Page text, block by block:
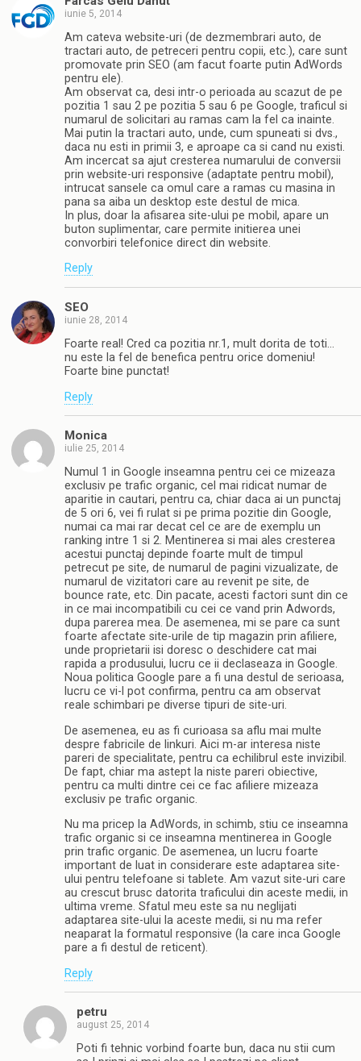
iunie 5, 2014
Am cateva website-uri (de dezmembrari auto, de
tractari auto, de petreceri pentru copii, etc.), care sunt
promovate prin SEO (am facut foarte putin AdWords
pentru ele).
Am observat ca, desi intr-o perioada au scazut de pe
pozitia 1 sau 2 pe pozitia 5 sau 6 pe Google, traficul si
numarul de solicitari au ramas cam la fel ca inainte.
Mai putin la tractari auto, unde, cum spuneati si dvs.,
daca nu esti in primii 3, e aproape ca si cand nu existi.
Am incercat sa ajut cresterea numarului de conversii
prin website-uri responsive (adaptate pentru mobil),
intrucat sansele ca omul care a ramas cu masina in
pana sa aiba un desktop este destul de mica.
In plus, doar la afisarea site-ului pe mobil, apare un
buton suplimentar, care permite initierea unei
convorbiri telefonice direct din website.
Reply
SEO
iunie 28, 2014
Foarte real! Cred ca pozitia nr.1, mult dorita de toti…
nu este la fel de benefica pentru orice domeniu!
Foarte bine punctat!
Reply
Monica
iulie 25, 2014
Numul 1 in Google inseamna pentru cei ce mizeaza
exclusiv pe trafic organic, cel mai ridicat numar de
aparitie in cautari, pentru ca, chiar daca ai un punctaj
de 5 ori 6, vei fi rulat si pe prima pozitie din Google,
numai ca mai rar decat cel ce are de exemplu un
ranking intre 1 si 2. Mentinerea si mai ales cresterea
acestui punctaj depinde foarte mult de timpul
petrecut pe site, de numarul de pagini vizualizate, de
numarul de vizitatori care au revenit pe site, de
bounce rate, etc. Din pacate, acesti factori sunt din ce
in ce mai incompatibili cu cei ce vand prin Adwords,
dupa parerea mea. De asemenea, mi se pare ca sunt
foarte afectate site-urile de tip magazin prin afiliere,
unde proprietarii isi doresc o deschidere cat mai
rapida a produsului, lucru ce ii declaseaza in Google.
Noua politica Google pare a fi una destul de serioasa,
lucru ce vi-l pot confirma, pentru ca am observat
reale schimbari pe diverse tipuri de site-uri.
De asemenea, eu as fi curioasa sa aflu mai multe
despre fabricile de linkuri. Aici m-ar interesa niste
pareri de specialitate, pentru ca echilibrul este invizibil.
De fapt, chiar ma astept la niste pareri obiective,
pentru ca multi dintre cei ce fac afiliere mizeaza
exclusiv pe trafic organic.
Nu ma pricep la AdWords, in schimb, stiu ce inseamna
trafic organic si ce inseamna mentinerea in Google
prin trafic organic. De asemenea, un lucru foarte
important de luat in considerare este adaptarea site-
ului pentru telefoane si tablete. Am vazut site-uri care
au crescut brusc datorita traficului din aceste medii, in
ultima vreme. Sfatul meu este sa nu neglijati
adaptarea site-ului la aceste medii, si nu ma refer
neaparat la formatul responsive (la care inca Google
pare a fi destul de reticent).
Reply
petru
august 25, 2014
Poti fi tehnic vorbind foarte bun, daca nu stii cum